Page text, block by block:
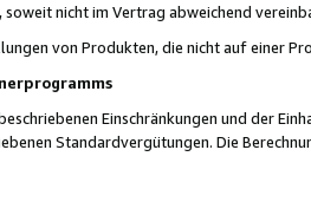
nicht im Vertrag abweichend
von Produkten, die nicht auf einer
Einschränkungen und der
Standardvergütungen. Die